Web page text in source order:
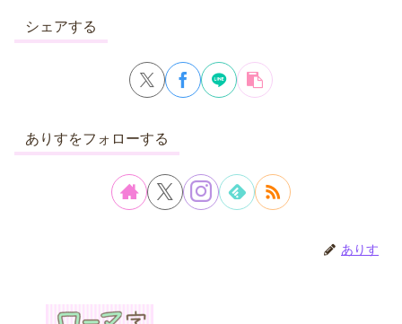
シェアする
ありすをフォローする
ありす